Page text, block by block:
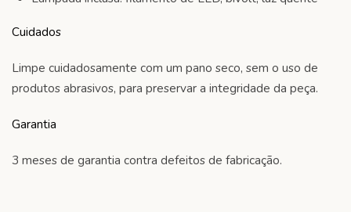
Cuidados
Limpe cuidadosamente com um pano seco, sem o uso de
produtos abrasivos, para preservar a integridade da peça.
Garantia
3 meses de garantia contra defeitos de fabricação.